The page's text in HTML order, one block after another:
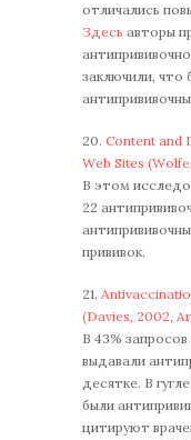
отличались
Здесь авторы
заключили, что
20. Content and
Web Sites
В этом
22
прививок.
21.
(Davies, 2002,
В 43%
выдавали
десятке. В
были
цитируют